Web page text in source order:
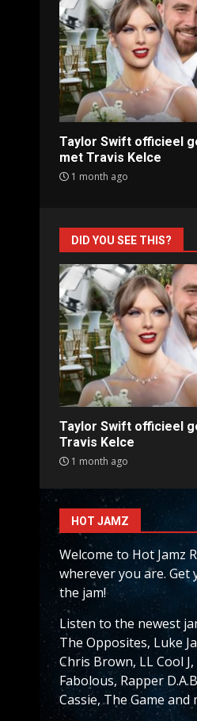
Taylor Swift officieel
met Travis Kelce
1 month ago
DID YOU SEE THIS?
Taylor Swift officieel
Travis Kelce
1 month ago
HOT JAMZ
Welcome to Hot Jamz
wherever you are.
the jam!
Listen to the newest
The Opposites, Luke
Chris Brown, LL Cool
Fabolous, Rapper
Cassie, The Game and